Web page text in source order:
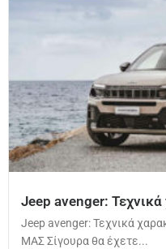
Jeep avenger:
Jeep avenger: Τεχνικά
ΜΑΣ Σίγουρα θα έχετε...